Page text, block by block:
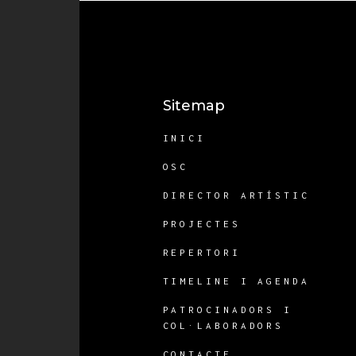
Sitemap
INICI
OSC
DIRECTOR ARTÍSTIC
PROJECTES
REPERTORI
TIMELINE I AGENDA
PATROCINADORS I
COL·LABORADORS